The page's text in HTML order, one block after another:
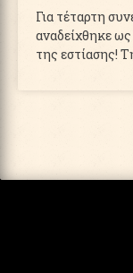
Για τέταρτη
αναδείχθηκε
της εστίασης!